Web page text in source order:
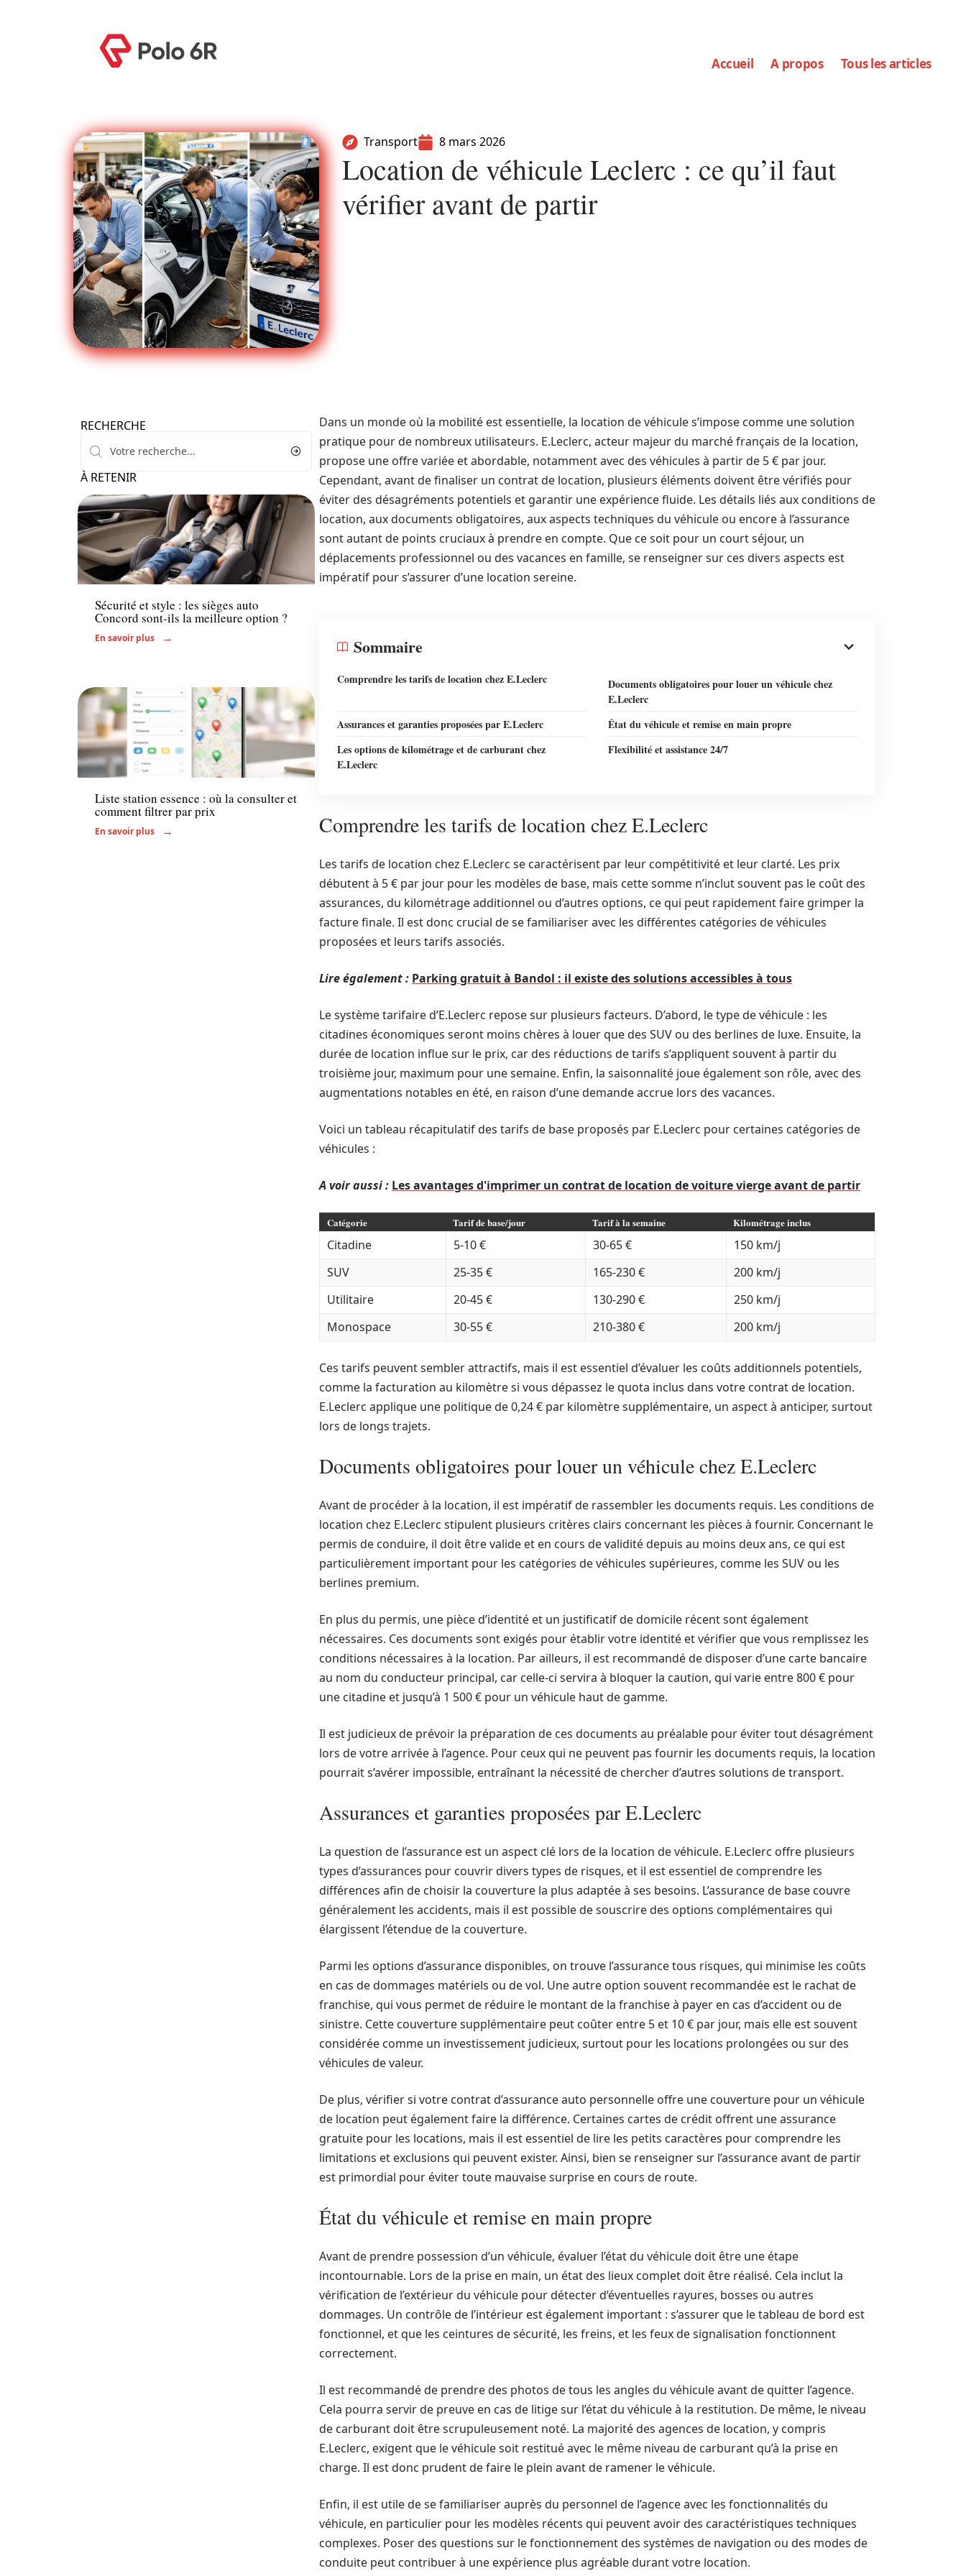
Accueil A propos Tous les articles
Transport 8 mars 2026
Location de véhicule Leclerc : ce qu’il faut
vérifier avant de partir
RECHERCHE
À RETENIR
Voiture
Sécurité et style : les sièges auto
Concord sont-ils la meilleure option ?
En savoir plus
Actu
Liste station essence : où la consulter et
comment filtrer par prix
En savoir plus
Dans un monde où la mobilité est essentielle, la location de véhicule s’impose comme une solution
pratique pour de nombreux utilisateurs. E.Leclerc, acteur majeur du marché français de la location,
propose une offre variée et abordable, notamment avec des véhicules à partir de 5 € par jour.
Cependant, avant de finaliser un contrat de location, plusieurs éléments doivent être vérifiés pour
éviter des désagréments potentiels et garantir une expérience fluide. Les détails liés aux conditions de
location, aux documents obligatoires, aux aspects techniques du véhicule ou encore à l’assurance
sont autant de points cruciaux à prendre en compte. Que ce soit pour un court séjour, un
déplacements professionnel ou des vacances en famille, se renseigner sur ces divers aspects est
impératif pour s’assurer d’une location sereine.
Sommaire
Comprendre les tarifs de location chez E.Leclerc
Documents obligatoires pour louer un véhicule chez
E.Leclerc
Assurances et garanties proposées par E.Leclerc
État du véhicule et remise en main propre
Les options de kilométrage et de carburant chez
E.Leclerc
Flexibilité et assistance 24/7
Comprendre les tarifs de location chez E.Leclerc
Les tarifs de location chez E.Leclerc se caractérisent par leur compétitivité et leur clarté. Les prix
débutent à 5 € par jour pour les modèles de base, mais cette somme n’inclut souvent pas le coût des
assurances, du kilométrage additionnel ou d’autres options, ce qui peut rapidement faire grimper la
facture finale. Il est donc crucial de se familiariser avec les différentes catégories de véhicules
proposées et leurs tarifs associés.
Lire également : Parking gratuit à Bandol : il existe des solutions accessibles à tous
Le système tarifaire d’E.Leclerc repose sur plusieurs facteurs. D’abord, le type de véhicule : les
citadines économiques seront moins chères à louer que des SUV ou des berlines de luxe. Ensuite, la
durée de location influe sur le prix, car des réductions de tarifs s’appliquent souvent à partir du
troisième jour, maximum pour une semaine. Enfin, la saisonnalité joue également son rôle, avec des
augmentations notables en été, en raison d’une demande accrue lors des vacances.
Voici un tableau récapitulatif des tarifs de base proposés par E.Leclerc pour certaines catégories de
véhicules :
A voir aussi : Les avantages d'imprimer un contrat de location de voiture vierge avant de partir
Catégorie Tarif de base/jour Tarif à la semaine Kilométrage inclus
Citadine 5-10 € 30-65 €
150 km/j
SUV
25-35 € 165-230 €
200 km/j
Utilitaire
20-45 € 130-290 €
250 km/j
Monospace
30-55 € 210-380 € 200 km/j
Ces tarifs peuvent sembler attractifs, mais il est essentiel d’évaluer les coûts additionnels potentiels,
comme la facturation au kilomètre si vous dépassez le quota inclus dans votre contrat de location.
E.Leclerc applique une politique de 0,24 € par kilomètre supplémentaire, un aspect à anticiper, surtout
lors de longs trajets.
Documents obligatoires pour louer un véhicule chez E.Leclerc
Avant de procéder à la location, il est impératif de rassembler les documents requis. Les conditions de
location chez E.Leclerc stipulent plusieurs critères clairs concernant les pièces à fournir. Concernant le
permis de conduire, il doit être valide et en cours de validité depuis au moins deux ans, ce qui est
particulièrement important pour les catégories de véhicules supérieures, comme les SUV ou les
berlines premium.
En plus du permis, une pièce d’identité et un justificatif de domicile récent sont également
nécessaires. Ces documents sont exigés pour établir votre identité et vérifier que vous remplissez les
conditions nécessaires à la location. Par ailleurs, il est recommandé de disposer d’une carte bancaire
au nom du conducteur principal, car celle-ci servira à bloquer la caution, qui varie entre 800 € pour
une citadine et jusqu’à 1 500 € pour un véhicule haut de gamme.
Il est judicieux de prévoir la préparation de ces documents au préalable pour éviter tout désagrément
lors de votre arrivée à l’agence. Pour ceux qui ne peuvent pas fournir les documents requis, la location
pourrait s’avérer impossible, entraînant la nécessité de chercher d’autres solutions de transport.
Assurances et garanties proposées par E.Leclerc
La question de l’assurance est un aspect clé lors de la location de véhicule. E.Leclerc offre plusieurs
types d’assurances pour couvrir divers types de risques, et il est essentiel de comprendre les
différences afin de choisir la couverture la plus adaptée à ses besoins. L’assurance de base couvre
généralement les accidents, mais il est possible de souscrire des options complémentaires qui
élargissent l’étendue de la couverture.
Parmi les options d’assurance disponibles, on trouve l’assurance tous risques, qui minimise les coûts
en cas de dommages matériels ou de vol. Une autre option souvent recommandée est le rachat de
franchise, qui vous permet de réduire le montant de la franchise à payer en cas d’accident ou de
sinistre. Cette couverture supplémentaire peut coûter entre 5 et 10 € par jour, mais elle est souvent
considérée comme un investissement judicieux, surtout pour les locations prolongées ou sur des
véhicules de valeur.
De plus, vérifier si votre contrat d’assurance auto personnelle offre une couverture pour un véhicule
de location peut également faire la différence. Certaines cartes de crédit offrent une assurance
gratuite pour les locations, mais il est essentiel de lire les petits caractères pour comprendre les
limitations et exclusions qui peuvent exister. Ainsi, bien se renseigner sur l’assurance avant de partir
est primordial pour éviter toute mauvaise surprise en cours de route.
État du véhicule et remise en main propre
Avant de prendre possession d’un véhicule, évaluer l’état du véhicule doit être une étape
incontournable. Lors de la prise en main, un état des lieux complet doit être réalisé. Cela inclut la
vérification de l’extérieur du véhicule pour détecter d’éventuelles rayures, bosses ou autres
dommages. Un contrôle de l’intérieur est également important : s’assurer que le tableau de bord est
fonctionnel, et que les ceintures de sécurité, les freins, et les feux de signalisation fonctionnent
correctement.
Il est recommandé de prendre des photos de tous les angles du véhicule avant de quitter l’agence.
Cela pourra servir de preuve en cas de litige sur l’état du véhicule à la restitution. De même, le niveau
de carburant doit être scrupuleusement noté. La majorité des agences de location, y compris
E.Leclerc, exigent que le véhicule soit restitué avec le même niveau de carburant qu’à la prise en
charge. Il est donc prudent de faire le plein avant de ramener le véhicule.
Enfin, il est utile de se familiariser auprès du personnel de l’agence avec les fonctionnalités du
véhicule, en particulier pour les modèles récents qui peuvent avoir des caractéristiques techniques
complexes. Poser des questions sur le fonctionnement des systèmes de navigation ou des modes de
conduite peut contribuer à une expérience plus agréable durant votre location.